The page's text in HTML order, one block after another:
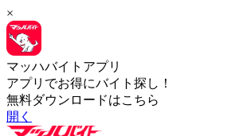
×
マッハバイトアプリ
アプリでお得にバイト探し！
無料ダウンロードはこちら
開く